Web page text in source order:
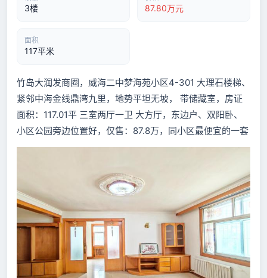
3楼 87.80万元
面积
117平米
竹岛大润发商圈，威海二中梦海苑小区4-301 大理石楼梯、
紧邻中海金线鼎湾九里，地势平坦无坡， 带储藏室，房证
面积：117.01平 三室两厅一卫 大方厅，东边户、双阳卧、
小区公园旁边位置好，仅售：87.8万，同小区最便宜的一套